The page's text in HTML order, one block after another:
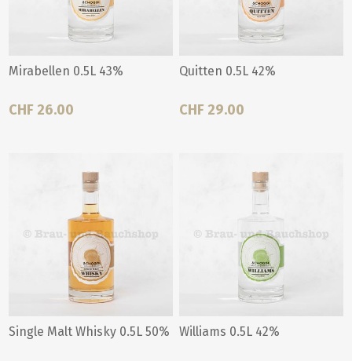
Mirabellen 0.5L 43%
CHF 26.00
Quitten 0.5L 42%
CHF 29.00
Single Malt Whisky 0.5L 50% Williams 0.5L 42%